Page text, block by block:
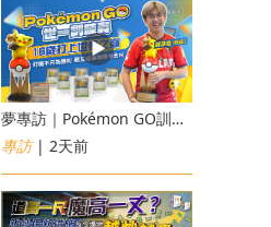
夢專訪｜Pokémon GO訓練員「蝦皮」16歲打上世界第一！戰友成最強後盾
專訪| 2天前